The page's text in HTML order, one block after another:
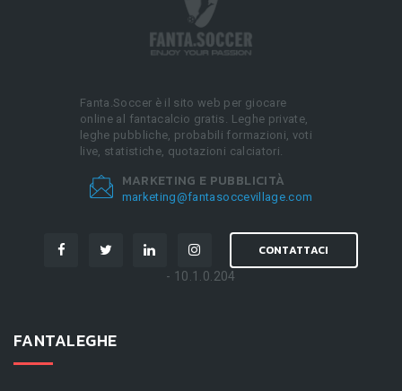
Fanta.Soccer è il sito web per giocare
online al fantacalcio gratis. Leghe private,
leghe pubbliche, probabili formazioni, voti
live, statistiche, quotazioni calciatori.
MARKETING E PUBBLICITÀ
marketing@fantasoccevillage.com
CONTATTACI
- 10.1.0.204
FANTALEGHE